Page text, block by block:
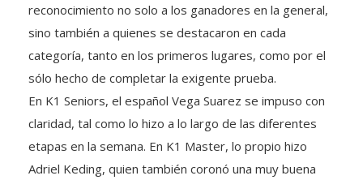
reconocimiento no solo a los ganadores en la general,
sino también a quienes se destacaron en cada
categoría, tanto en los primeros lugares, como por el
sólo hecho de completar la exigente prueba.
En K1 Seniors, el español Vega Suarez se impuso con
claridad, tal como lo hizo a lo largo de las diferentes
etapas en la semana. En K1 Master, lo propio hizo
Adriel Keding, quien también coronó una muy buena